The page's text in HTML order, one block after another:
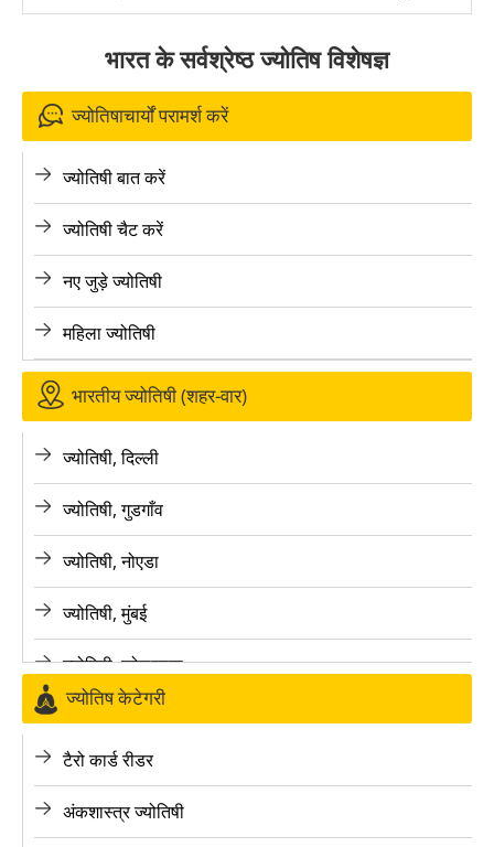
भारत के सर्वश्रेष्ठ ज्योतिष विशेषज्ञ
ज्योतिषाचार्यों परामर्श करें
ज्योतिषी बात करें
ज्योतिषी चैट करें
नए जुड़े ज्योतिषी
महिला ज्योतिषी
भारतीय ज्योतिषी (शहर-वार)
ज्योतिषी, दिल्ली
ज्योतिषी, गुडगाँव
ज्योतिषी, नोएडा
ज्योतिषी, मुंबई
ज्योतिषी, कोलकाता
ज्योतिषी, पुणे
ज्योतिषी, लखनऊ
ज्योतिष केटेगरी
टैरो कार्ड रीडर
अंकशास्त्र ज्योतिषी